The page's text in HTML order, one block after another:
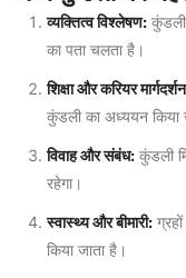
व्यक्तित्व विश्लेषण:
का पता चलता है।
शिक्षा और करियर
कुंडली का अध्ययन किया
विवाह और संबंध: कुंडली
रहेगा।
स्वास्थ्य और बीमारी:
किया जाता है।